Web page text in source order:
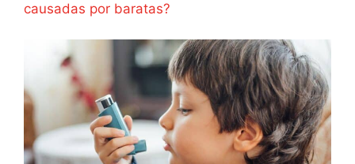
causadas por baratas?